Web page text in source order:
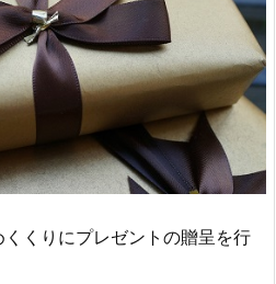
くりにプレゼントの贈呈を行